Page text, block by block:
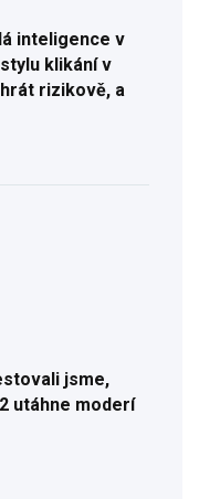
inteligence v
klikání v
rizikově, a
jsme,
utáhne moderí